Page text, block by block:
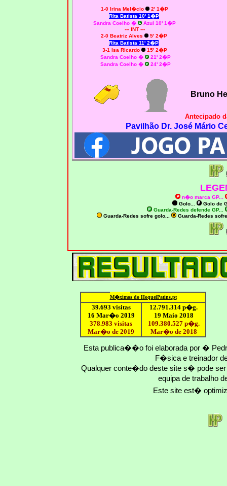
1-0 Irina Mel�cio
2' 1�P
Rita Batista 10' 1�P
Sandra Coelho �
Azul 10' 1�P
--- INT ---
2-0 Beatriz Alves
5' 2�P
Rita Batista 11' 2�P
3-1 Isa Ricardo
15' 2�P
Sandra Coelho �
21' 2�P
Sandra Coelho � 24' 2�P
Bruno
Antecipado
Pavilhão Dr. José Mário
n�o marca GP...
Golo...
Golo de
Guarda-Redes defende GP...
Guarda-Redes sofre golo...
Guarda-Redes
M�ximos do HoqueiPatins.pt
39.693 visitas
16 Mar�o 2019
378.983 visitas
Mar�o de 2019
12.791.314 p�g.
19 Maio 2018
109.380.527p�g.
Mar�o de 2018
Esta publica��o foi elaborada por �
F�sica e treinador
Qualquer conte�do deste site s� pode
equipa de trabalho
Este site est�